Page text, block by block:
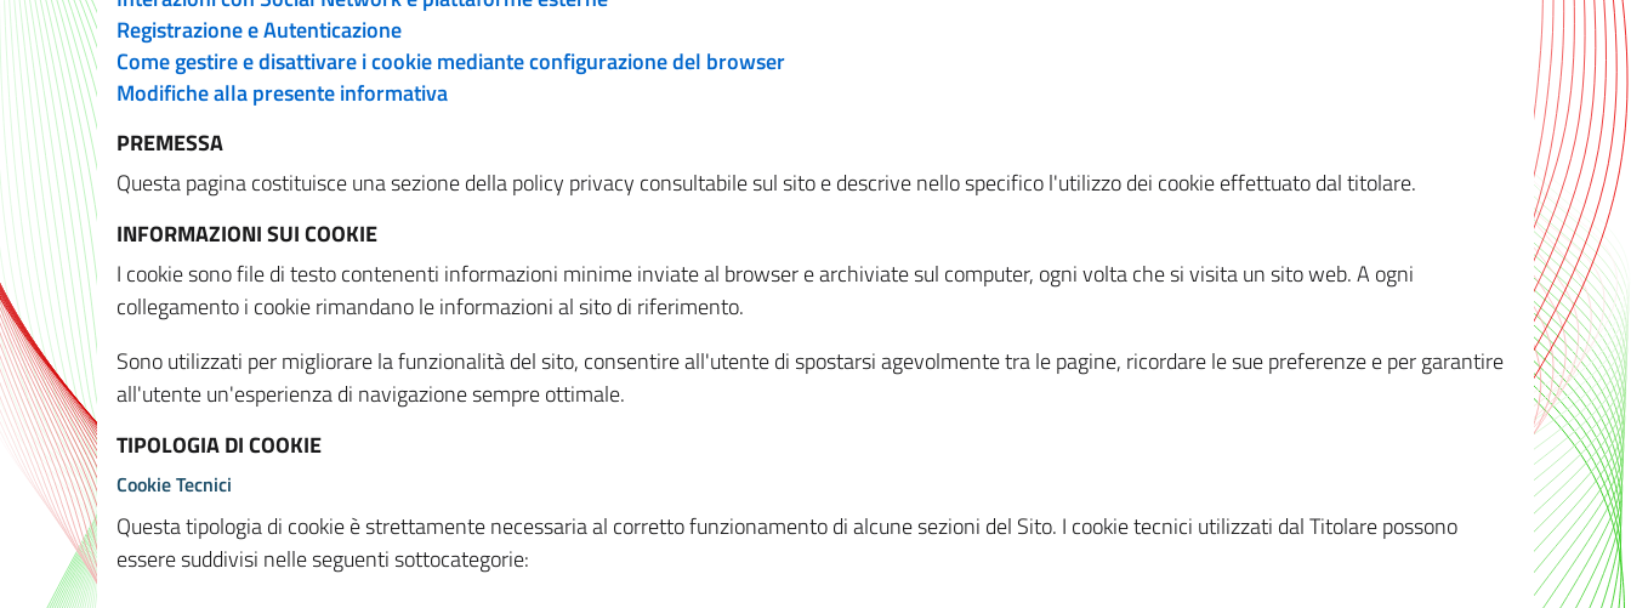
Registrazione e Autenticazione
Come gestire e disattivare i cookie mediante configurazione del browser
Modifiche alla presente informativa
PREMESSA
Questa pagina costituisce una sezione della policy privacy consultabile sul sito e descrive nello specifico l'utilizzo dei cookie effettuato dal titolare.
INFORMAZIONI SUI COOKIE
I cookie sono file di testo contenenti informazioni minime inviate al browser e archiviate sul computer, ogni volta che si visita un sito web. A ogni
collegamento i cookie rimandano le informazioni al sito di riferimento.
Sono utilizzati per migliorare la funzionalità del sito, consentire all'utente di spostarsi agevolmente tra le pagine, ricordare le sue preferenze e per garantire
all'utente un'esperienza di navigazione sempre ottimale.
TIPOLOGIA DI COOKIE
Cookie Tecnici
Questa tipologia di cookie è strettamente necessaria al corretto funzionamento di alcune sezioni del Sito. I cookie tecnici utilizzati dal Titolare possono
essere suddivisi nelle seguenti sottocategorie: